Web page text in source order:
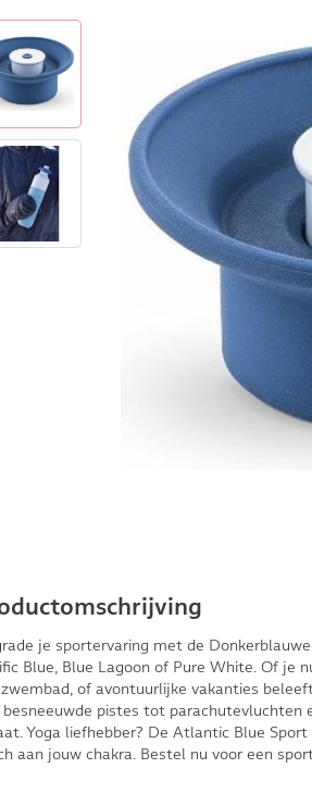
je sportervaring met de
Blue, Blue Lagoon of Pure White. Of je
of avontuurlijke vakanties
besneeuwde pistes tot
Yoga liefhebber? De Atlantic Blue
aan jouw chakra. Bestel nu voor een